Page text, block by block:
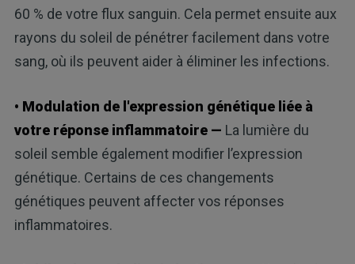
60 % de votre flux sanguin. Cela permet ensuite aux
rayons du soleil de pénétrer facilement dans votre
sang, où ils peuvent aider à éliminer les infections.
• Modulation de l'expression génétique liée à
votre réponse inflammatoire — La lumière du
soleil semble également modifier l’expression
génétique. Certains de ces changements
génétiques peuvent affecter vos réponses
inflammatoires.